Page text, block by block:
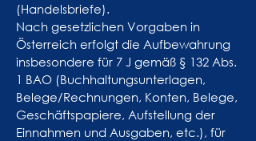
(Handelsbriefe).
Nach gesetzlichen Vorgaben in
Österreich erfolgt die Aufbewahrung
insbesondere für 7 J gemäß § 132 Abs.
1 BAO (Buchhaltungsunterlagen,
Belege/Rechnungen, Konten, Belege,
Geschäftspapiere, Aufstellung der
Einnahmen und Ausgaben, etc.), für